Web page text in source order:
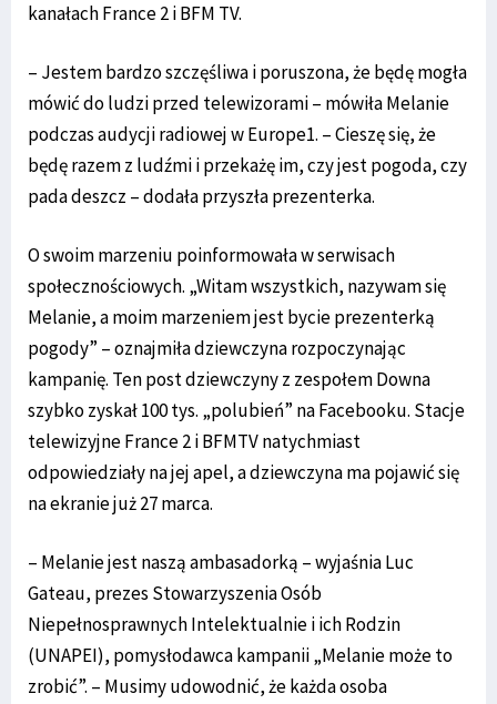
kanałach France 2 i BFM TV.
– Jestem bardzo szczęśliwa i poruszona, że będę mogła
mówić do ludzi przed telewizorami – mówiła Melanie
podczas audycji radiowej w Europe1. – Cieszę się, że
będę razem z ludźmi i przekażę im, czy jest pogoda, czy
pada deszcz – dodała przyszła prezenterka.
O swoim marzeniu poinformowała w serwisach
społecznościowych. „Witam wszystkich, nazywam się
Melanie, a moim marzeniem jest bycie prezenterką
pogody” – oznajmiła dziewczyna rozpoczynając
kampanię. Ten post dziewczyny z zespołem Downa
szybko zyskał 100 tys. „polubień” na Facebooku. Stacje
telewizyjne France 2 i BFMTV natychmiast
odpowiedziały na jej apel, a dziewczyna ma pojawić się
na ekranie już 27 marca.
– Melanie jest naszą ambasadorką – wyjaśnia Luc
Gateau, prezes Stowarzyszenia Osób
Niepełnosprawnych Intelektualnie i ich Rodzin
(UNAPEI), pomysłodawca kampanii „Melanie może to
zrobić”. – Musimy udowodnić, że każda osoba